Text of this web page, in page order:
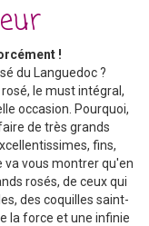
!
du Languedoc ?
le must intégral,
occasion. Pourquoi,
de très grands
fins,
va vous montrer qu'en
rosés, de ceux qui
des coquilles saint-
la force et une infinie